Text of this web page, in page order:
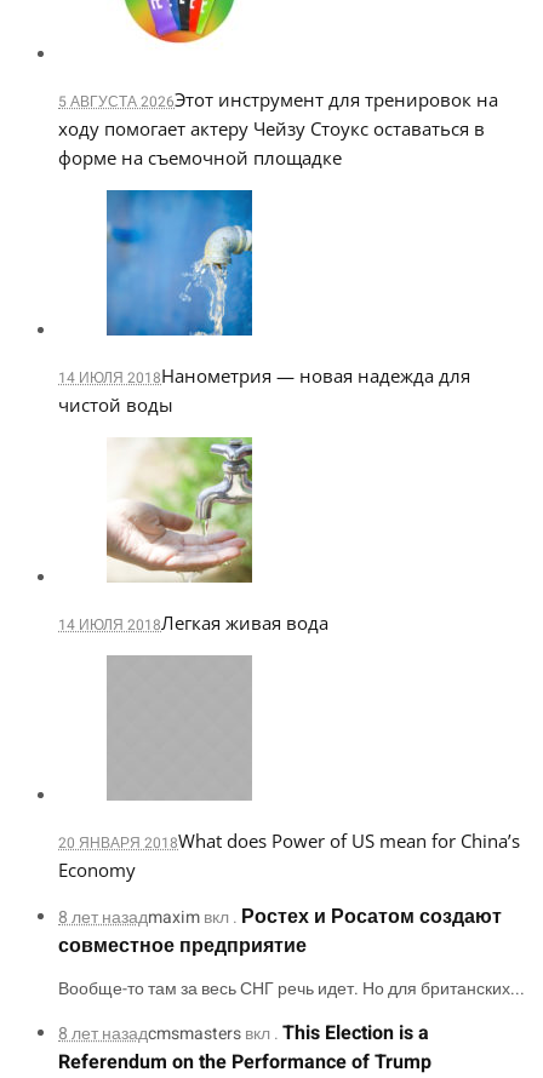
5 АВГУСТА 2026Этот инструмент для тренировок на
ходу помогает актеру Чейзу Стоукс оставаться в
форме на съемочной площадке
14 ИЮЛЯ 2018Нанометрия — новая надежда для
чистой воды
14 ИЮЛЯ 2018Легкая живая вода
20 ЯНВАРЯ 2018What does Power of US mean for China’s
Economy
8 лет назадmaximвкл . Ростех и Росатом создают
совместное предприятие
Вообще-то там за весь СНГ речь идет. Но для британских...
8 лет назадcmsmastersвкл .This Election is a
Referendum on the Performance of Trump